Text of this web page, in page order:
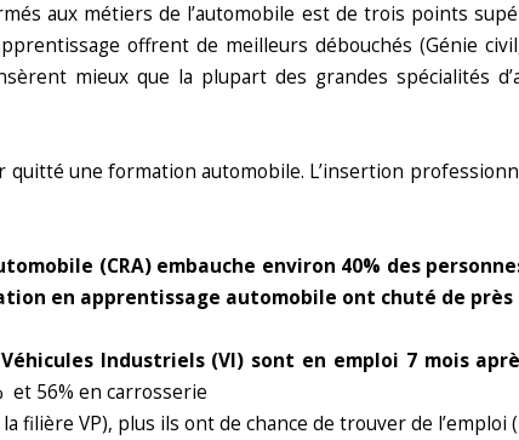
aux métiers de l’automobile est de trois points
offrent de meilleurs débouchés (Génie
mieux que la plupart des grandes spécialités
une formation automobile. L’insertion
(CRA) embauche environ 40% des
en apprentissage automobile ont chuté de près
Industriels (VI) sont en emploi 7 mois
et 56% en carrosserie
VP), plus ils ont de chance de trouver de l’emploi